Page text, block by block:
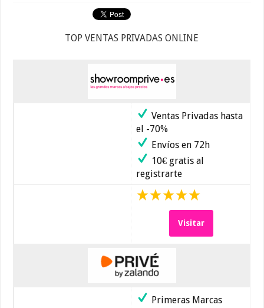
TOP VENTAS PRIVADAS ONLINE
Ventas Privadas hasta
el -70%
Envíos en 72h
10€ gratis al
registrarte
Visitar
Primeras Marcas